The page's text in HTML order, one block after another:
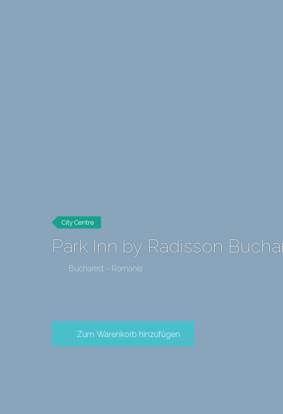
City Centre
Park Inn by Radisson
Bucharest - Romania